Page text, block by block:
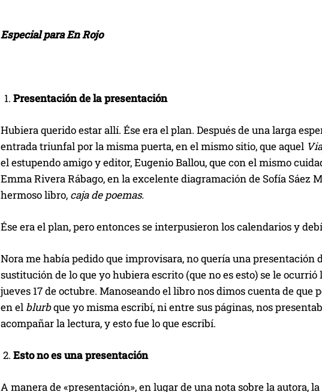
Especial para En Rojo
Presentación de la presentación
Hubiera querido estar allí. Ése era el plan. Después de una larga
entrada triunfal por la misma puerta, en el mismo sitio, que aquel
el estupendo amigo y editor, Eugenio Ballou, que con el mismo
Emma Rivera Rábago, en la excelente diagramación de Sofía Sáez
hermoso libro, caja de poemas.
Ése era el plan, pero entonces se interpusieron los calendarios y
Nora me había pedido que improvisara, no quería una presentación
sustitución de lo que yo hubiera escrito (que no es esto) se le
jueves 17 de octubre. Manoseando el libro nos dimos cuenta de
en el blurbque yo misma escribí, ni entre sus páginas, nos
acompañar la lectura, y esto fue lo que escribí.
Esto no es una presentación
A manera de «presentación», en lugar de una nota sobre la autora,